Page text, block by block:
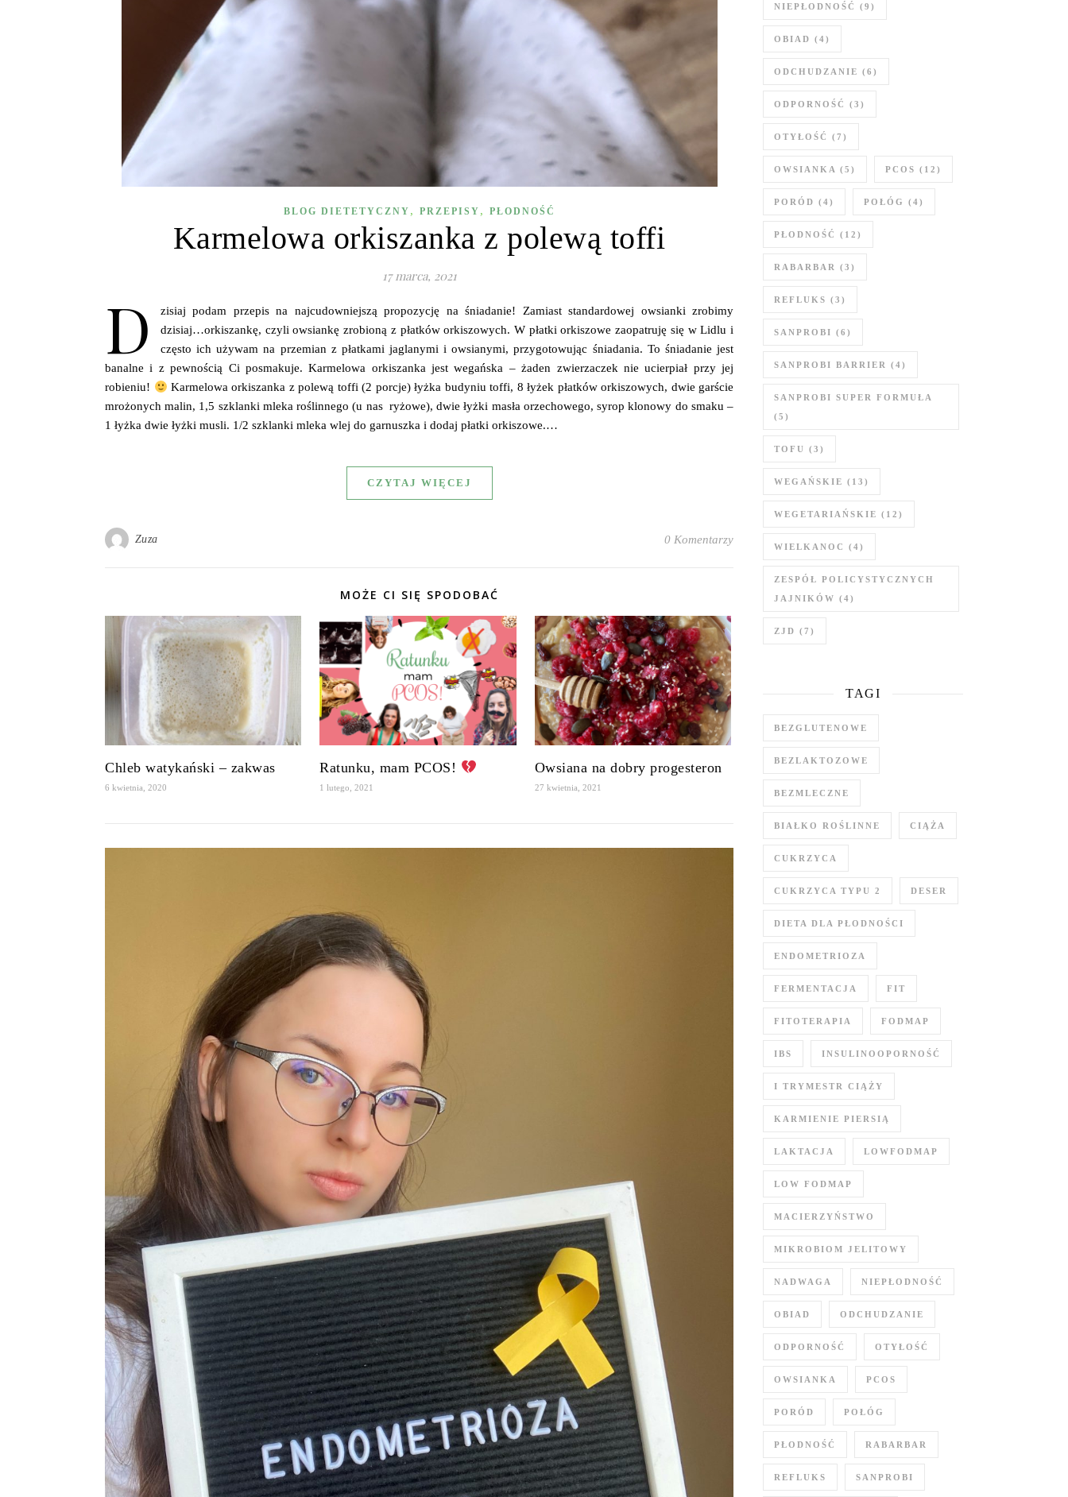
BLOG DIETETYCZNY , PRZEPISY , PŁODNOŚĆ
Karmelowa orkiszanka z polewą toffi
17 marca, 2021
D
zisiaj podam przepis na najcudowniejszą propozycję na śniadanie! Zamiast standardowej owsianki zrobimy
dzisiaj…orkiszankę, czyli owsiankę zrobioną z płatków orkiszowych. W płatki orkiszowe zaopatruję się w Lidlu i
często ich używam na przemian z płatkami jaglanymi i owsianymi, przygotowując śniadania. To śniadanie jest
banalne i z pewnością Ci posmakuje. Karmelowa orkiszanka jest wegańska – żaden zwierzaczek nie ucierpiał przy jej
robieniu!
Karmelowa orkiszanka z polewą toffi (2 porcje) łyżka budyniu toffi, 8 łyżek płatków orkiszowych, dwie garście
mrożonych malin, 1,5 szklanki mleka roślinnego (u nas ryżowe), dwie łyżki masła orzechowego, syrop klonowy do smaku –
1 łyżka dwie łyżki musli. 1/2 szklanki mleka wlej do garnuszka i dodaj płatki orkiszowe.…
CZYTAJ WIĘCEJ
Zuza 0 Komentarzy
MOŻE CI SIĘ SPODOBAĆ
Chleb watykański – zakwas
6 kwietnia, 2020
Ratunku, mam PCOS!
1 lutego, 2021
Owsiana na dobry progesteron
27 kwietnia, 2021
NIEPŁODNOŚĆ (9)
OBIAD (4)
ODCHUDZANIE (6)
ODPORNOŚĆ (3)
OTYŁOŚĆ (7)
OWSIANKA (5) PCOS (12)
PORÓD (4) POŁÓG (4)
PŁODNOŚĆ (12)
RABARBAR (3)
REFLUKS (3)
SANPROBI (6)
SANPROBI BARRIER (4)
SANPROBI SUPER FORMUŁA
(5)
TOFU (3)
WEGAŃSKIE (13)
WEGETARIAŃSKIE (12)
WIELKANOC (4)
ZESPÓŁ POLICYSTYCZNYCH
JAJNIKÓW (4)
ZJD (7)
TAGI
BEZGLUTENOWE
BEZLAKTOZOWE
BEZMLECZNE
BIAŁKO ROŚLINNE CIĄŻA
CUKRZYCA
CUKRZYCA TYPU 2 DESER
DIETA DLA PŁODNOŚCI
ENDOMETRIOZA
FERMENTACJA FIT
FITOTERAPIA FODMAP
IBS INSULINOOPORNOŚĆ
I TRYMESTR CIĄŻY
KARMIENIE PIERSIĄ
LAKTACJA LOWFODMAP
LOW FODMAP
MACIERZYŃSTWO
MIKROBIOM JELITOWY
NADWAGA NIEPŁODNOŚĆ
OBIAD ODCHUDZANIE
ODPORNOŚĆ OTYŁOŚĆ
OWSIANKA PCOS
PORÓD POŁÓG
PŁODNOŚĆ RABARBAR
REFLUKS SANPROBI